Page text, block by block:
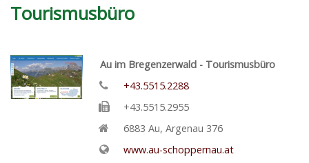
Tourismusbüro
Au im Bregenzerwald - Tourismusbüro
+43.5515.2288
+43.5515.2955
6883 Au,Argenau 376
www.au-schoppernau.at